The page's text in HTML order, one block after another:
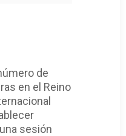
de
en el Reino
sesión